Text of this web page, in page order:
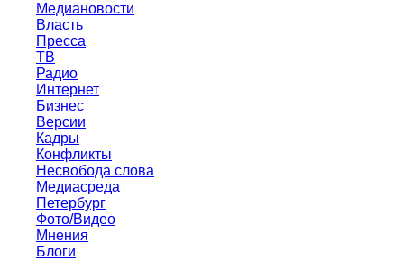
Медиановости
Власть
Пресса
ТВ
Радио
Интернет
Бизнес
Версии
Кадры
Конфликты
Несвобода слова
Медиасреда
Петербург
Фото/Видео
Мнения
Блоги